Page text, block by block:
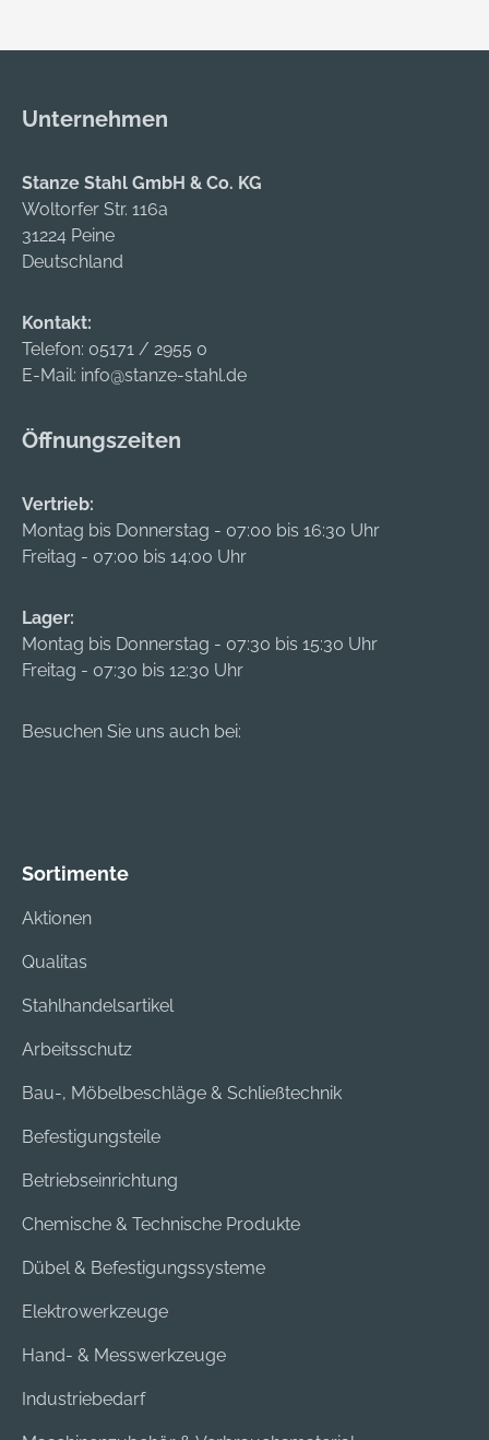
Unternehmen
Stanze Stahl GmbH & Co. KG
Woltorfer Str. 116a
31224 Peine
Deutschland
Kontakt:
Telefon: 05171 / 2955 0
E-Mail: info@stanze-stahl.de
Öffnungszeiten
Vertrieb:
Montag bis Donnerstag - 07:00 bis 16:30 Uhr
Freitag - 07:00 bis 14:00 Uhr
Lager:
Montag bis Donnerstag - 07:30 bis 15:30 Uhr
Freitag - 07:30 bis 12:30 Uhr
Besuchen Sie uns auch bei:
Sortimente
Aktionen
Qualitas
Stahlhandelsartikel
Arbeitsschutz
Bau-, Möbelbeschläge & Schließtechnik
Befestigungsteile
Betriebseinrichtung
Chemische & Technische Produkte
Dübel & Befestigungssysteme
Elektrowerkzeuge
Hand- & Messwerkzeuge
Industriebedarf